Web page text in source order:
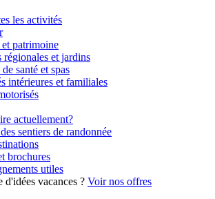
les activités
patrimoine
régionales et jardins
santé et spas
intérieures et familiales
actuellement?
sentiers de randonnée
brochures
utiles
d'idées vacances ? Voir nos offres